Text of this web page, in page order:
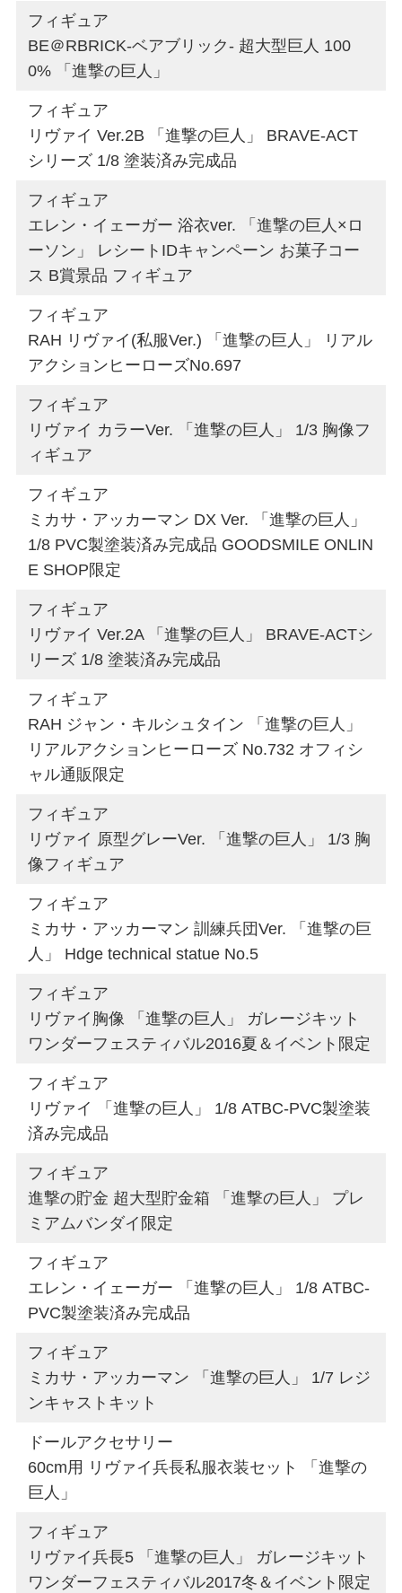
フィギュア
BE＠RBRICK-ベアブリック- 超大型巨人 100
0% 「進撃の巨人」
フィギュア
リヴァイ Ver.2B 「進撃の巨人」 BRAVE-ACT
シリーズ 1/8 塗装済み完成品
フィギュア
エレン・イェーガー 浴衣ver. 「進撃の巨人×ロ
ーソン」 レシートIDキャンペーン お菓子コー
ス B賞景品 フィギュア
フィギュア
RAH リヴァイ(私服Ver.) 「進撃の巨人」 リアル
アクションヒーローズNo.697
フィギュア
リヴァイ カラーVer. 「進撃の巨人」 1/3 胸像フ
ィギュア
フィギュア
ミカサ・アッカーマン DX Ver. 「進撃の巨人」
1/8 PVC製塗装済み完成品 GOODSMILE ONLIN
E SHOP限定
フィギュア
リヴァイ Ver.2A 「進撃の巨人」 BRAVE-ACTシ
リーズ 1/8 塗装済み完成品
フィギュア
RAH ジャン・キルシュタイン 「進撃の巨人」
リアルアクションヒーローズ No.732 オフィシ
ャル通販限定
フィギュア
リヴァイ 原型グレーVer. 「進撃の巨人」 1/3 胸
像フィギュア
フィギュア
ミカサ・アッカーマン 訓練兵団Ver. 「進撃の巨
人」 Hdge technical statue No.5
フィギュア
リヴァイ胸像 「進撃の巨人」 ガレージキット
ワンダーフェスティバル2016夏＆イベント限定
フィギュア
リヴァイ 「進撃の巨人」 1/8 ATBC-PVC製塗装
済み完成品
フィギュア
進撃の貯金 超大型貯金箱 「進撃の巨人」 プレ
ミアムバンダイ限定
フィギュア
エレン・イェーガー 「進撃の巨人」 1/8 ATBC-
PVC製塗装済み完成品
フィギュア
ミカサ・アッカーマン 「進撃の巨人」 1/7 レジ
ンキャストキット
ドールアクセサリー
60cm用 リヴァイ兵長私服衣装セット 「進撃の
巨人」
フィギュア
リヴァイ兵長5 「進撃の巨人」 ガレージキット
ワンダーフェスティバル2017冬＆イベント限定